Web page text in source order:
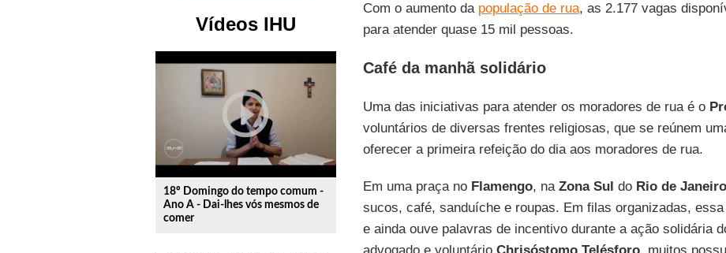
Vídeos IHU
play_circle_outline
18º Domingo do tempo comum -
Ano A - Dai-lhes vós mesmos de
comer
Com o aumento da população de rua, as 2.177 vagas
para atender quase 15 mil pessoas.
Café da manhã solidário
Uma das iniciativas para atender os moradores de rua é o
voluntários de diversas frentes religiosas, que se reúnem
oferecer a primeira refeição do dia aos moradores de rua.
Em uma praça no Flamengo, na Zona Sul do Rio de Janeiro
sucos, café, sanduíche e roupas. Em filas organizadas,
e ainda ouve palavras de incentivo durante a ação solidária